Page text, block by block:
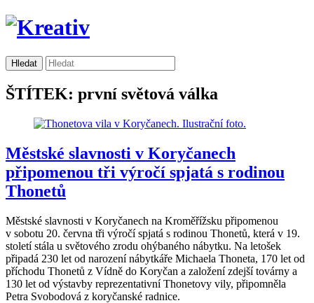
ŠTÍTEK: první světová válka
Městské slavnosti v Koryčanech
připomenou tři výročí spjatá s rodinou
Thonetů
Městské slavnosti v Koryčanech na Kroměřížsku připomenou
v sobotu 20. června tři výročí spjatá s rodinou Thonetů, která v 19.
století stála u světového zrodu ohýbaného nábytku. Na letošek
připadá 230 let od narození nábytkáře Michaela Thoneta, 170 let od
příchodu Thonetů z Vídně do Koryčan a založení zdejší továrny a
130 let od výstavby reprezentativní Thonetovy vily, připomněla
Petra Svobodová z koryčanské radnice.